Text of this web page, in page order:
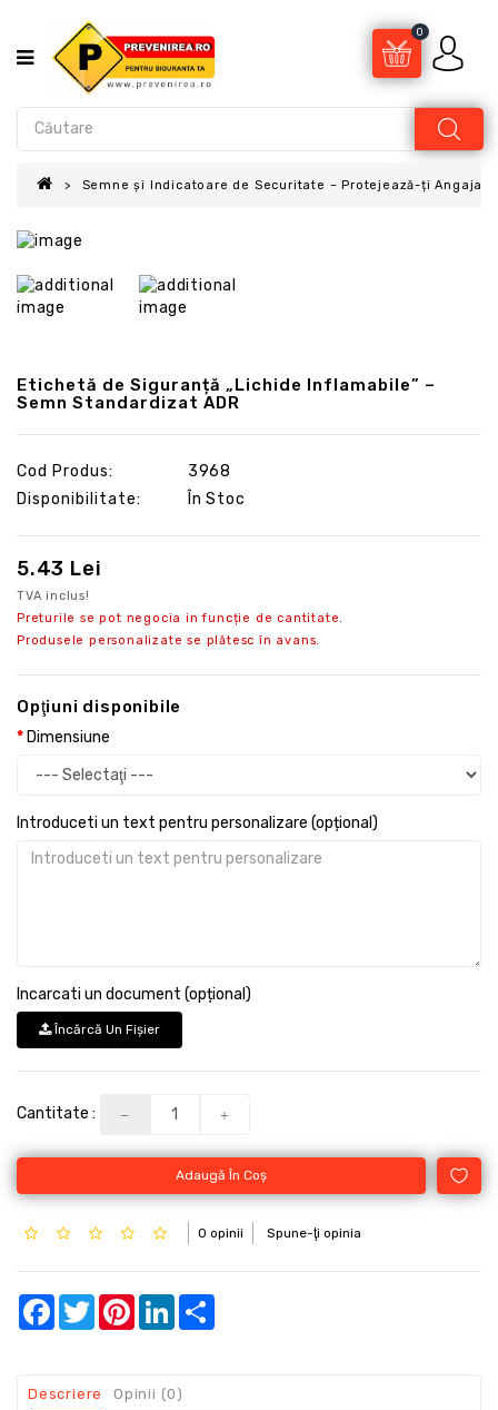
0
Semne și Indicatoare de Securitate – Protejează-ți
Etichetă de Siguranță „Lichide Inflamabile” –
Semn Standardizat ADR
Cod Produs:
3968
Disponibilitate:
În Stoc
5.43 Lei
TVA inclus!
Preturile se pot negocia in funcție de cantitate.
Produsele personalizate se plătesc în avans.
Opţiuni disponibile
Dimensiune
Introduceti un text pentru personalizare (opțional)
Incarcati un document (opțional)
Încărcă Un Fişier
Cantitate :
Adaugă În Coş
0 opinii Spune-ţi opinia
Facebook
TwitterPinterestLinkedIn
Descriere Opinii (0)